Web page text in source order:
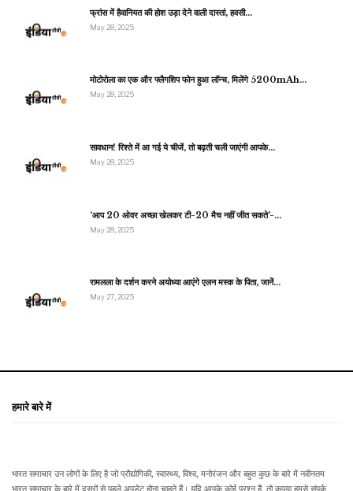
फ्रांस में हैवानियत की होश उड़ा देने वाली दास्तां, हवसी…
May 28, 2025
मोटोरोला का एक और फ्लैगशिप फोन हुआ लॉन्च, मिलेंगे 5200mAh…
May 28, 2025
सावधान! रिश्ते में आ गई ये चीजें, तो बढ़ती चली जाएंगी आपके…
May 28, 2025
‘आप 20 ओवर अच्छा खेलकर टी-20 मैच नहीं जीत सकते’-…
May 28, 2025
रामलला के दर्शन करने अयोध्या आएंगे एलन मस्क के पिता, जानें…
May 27, 2025
हमारे बारे में
भारत समाचार उन लोगों के लिए है जो प्रौद्योगिकी, स्वास्थ्य, विश्व, मनोरंजन और बहुत कुछ के बारे में नवीनतम
भारत समाचार के बारे में दूसरों से पहले अपडेट होना चाहते हैं। यदि आपके कोई प्रश्न हैं, तो कृपया हमसे संपर्क